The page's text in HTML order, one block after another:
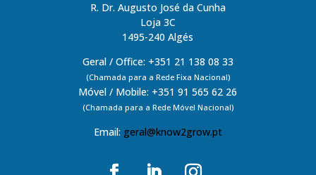
R. Dr. Augusto José da Cunha
Loja 3C
1495-240 Algés
Geral / Office: +351 21 138 08 33
(Chamada para a Rede Fixa Nacional)
Móvel / Mobile: +351 91 565 62 26
(Chamada para a Rede Móvel Nacional)
Email: geral@know2grow.pt